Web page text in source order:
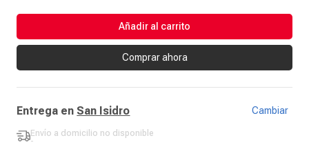
Añadir al carrito
Comprar ahora
Entrega en San Isidro Cambiar
Envío a domicilio no disponible
-